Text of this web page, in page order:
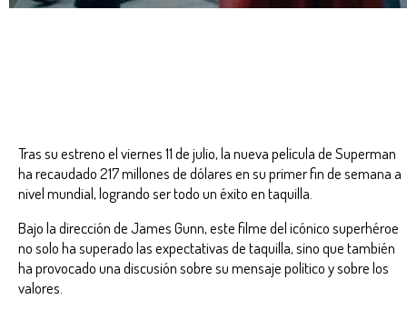
Tras su estreno el viernes 11 de julio, la nueva película de Superman
ha recaudado 217 millones de dólares en su primer fin de semana a
nivel mundial, logrando ser todo un éxito en taquilla.
Bajo la dirección de James Gunn, este filme del icónico superhéroe
no solo ha superado las expectativas de taquilla, sino que también
ha provocado una discusión sobre su mensaje político y sobre los
valores.